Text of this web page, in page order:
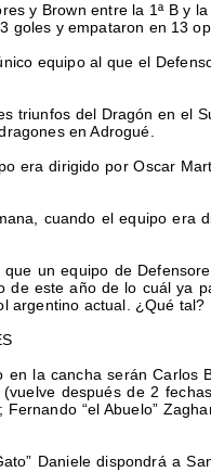
y Brown entre la 1ª B y
goles y empataron en 13
equipo al que el
triunfos del Dragón en el
en Adrogué.
era dirigido por Oscar
cuando el equipo era
un equipo de
de este año de lo cuál ya
argentino actual. ¿Qué tal?
en la cancha serán
después de 2
“el Abuelo”
Daniele dispondrá a